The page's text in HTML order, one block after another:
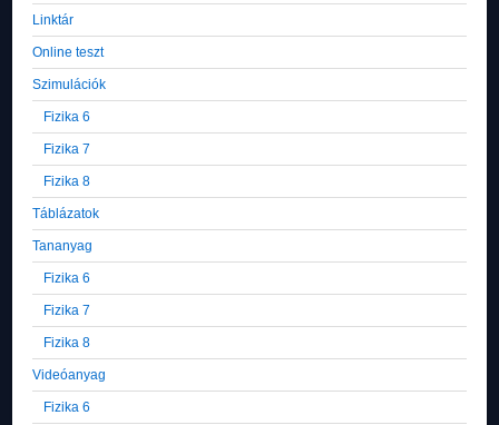
Linktár
Online teszt
Szimulációk
Fizika 6
Fizika 7
Fizika 8
Táblázatok
Tananyag
Fizika 6
Fizika 7
Fizika 8
Videóanyag
Fizika 6